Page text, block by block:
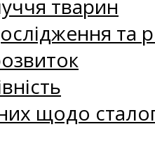
тварин
та
щодо